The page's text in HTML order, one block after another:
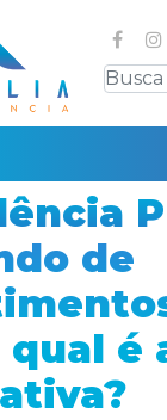
de
qual é